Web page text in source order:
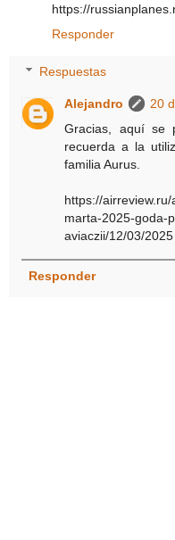
https://
Responder
Respuestas
Alejandro
20
Gracias, aquí se
recuerda a la
familia Aurus.
https://
marta-2025-goda-
aviaczii/12/03/2025
Responder